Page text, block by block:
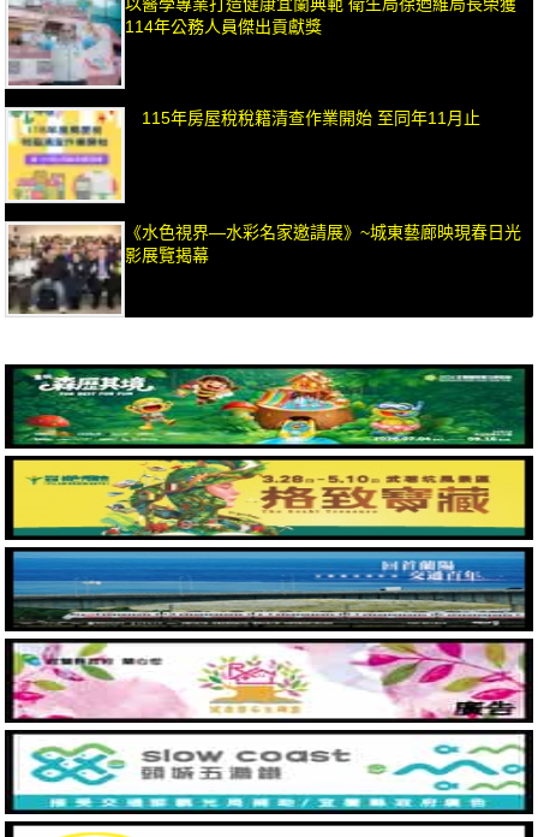
114年公務人員傑出貢獻獎
115年房屋稅稅籍清查作業開始 至同年11月止
《水色視界—水彩名家邀請展》~城東藝廊映現春日光
影展覽揭幕